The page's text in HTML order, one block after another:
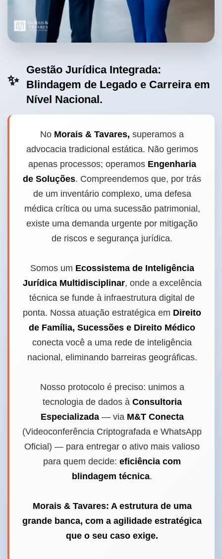
✨
Gestão Jurídica Integrada:
Blindagem de Legado e Carreira em
Nível Nacional.
No Morais & Tavares, superamos a
advocacia tradicional estática. Não gerimos
apenas processos; operamos Engenharia
de Soluções. Compreendemos que, por trás
de um inventário complexo, uma defesa
médica crítica ou uma sucessão patrimonial,
existe uma demanda urgente por mitigação
de riscos e segurança jurídica.
Somos um Ecossistema de Inteligência
Jurídica Multidisciplinar, onde a excelência
técnica se funde à infraestrutura digital de
ponta. Nossa atuação estratégica em Direito
de Família, Sucessões e Direito Médico
conecta você a uma rede de inteligência
nacional, eliminando barreiras geográficas.
Nosso protocolo é preciso: unimos a
tecnologia de dados à Consultoria
Especializada— via M&T Conecta
(Videoconferência Criptografada e WhatsApp
Oficial) — para entregar o ativo mais valioso
para quem decide: eficiência com
blindagem técnica.
Morais & Tavares: A estrutura de uma
grande banca, com a agilidade estratégica
que o seu caso exige.